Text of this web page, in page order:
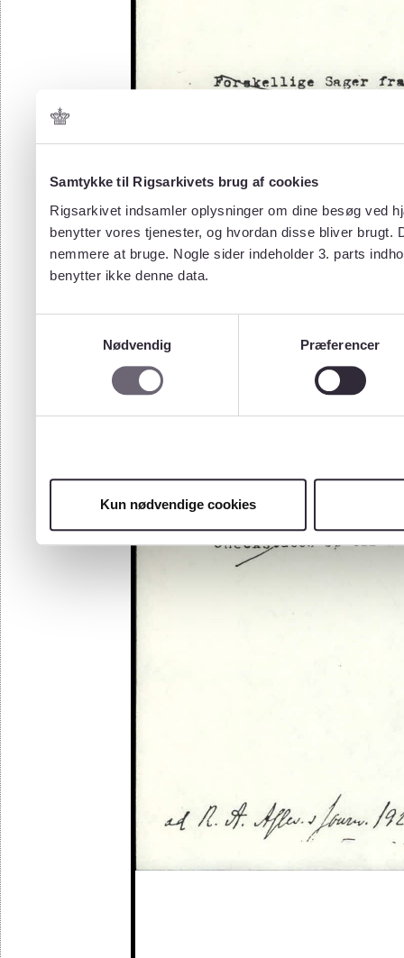
Samtykke til Rigsarkivets brug af cookies
Rigsarkivet indsamler oplysninger om dine besøg ved
benytter vores tjenester, og hvordan disse bliver
nemmere at bruge. Nogle sider indeholder 3. parts
benytter ikke denne data.
Nødvendig
Præferencer
Kun nødvendige cookies